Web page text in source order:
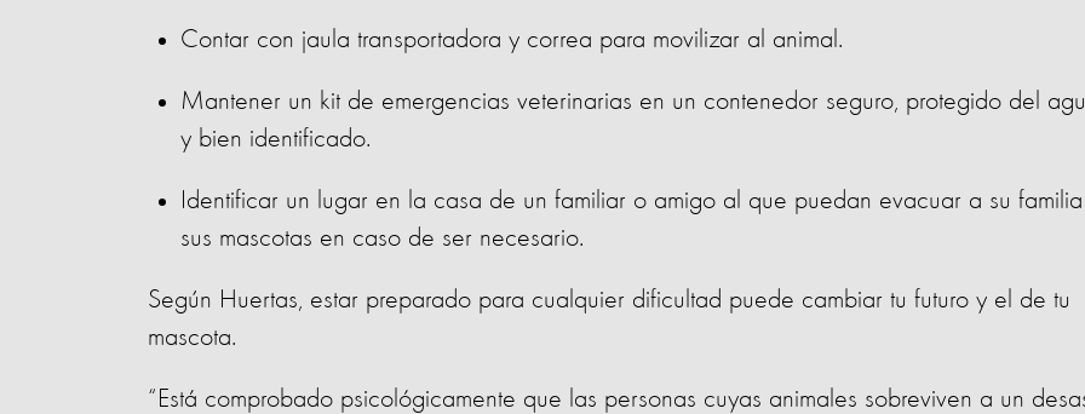
Contar con jaula transportadora y correa para movilizar al animal.
Mantener un kit de emergencias veterinarias en un contenedor seguro, protegido del
y bien identificado.
Identificar un lugar en la casa de un familiar o amigo al que puedan evacuar a su
sus mascotas en caso de ser necesario.
Según Huertas, estar preparado para cualquier dificultad puede cambiar tu futuro y el de tu
mascota.
“Está comprobado psicológicamente que las personas cuyas animales sobreviven a un